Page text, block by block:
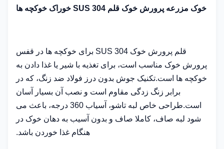
خوک مزرعه پرورش خوک قلم SUS 304 خوراک خوکچه ها
قلم پرورش خوک SUS 304 برای خوکچه ها در قفس
پرورش خوک مناسب است، برای تغذیه با شیر یا غذا دادن به
خوکچه ها است.تکنیک جوش بدون درز فولاد ضد زنگ، که در
برابر زنگ زدگی مقاوم است و نصب آن بسیار آسان
است.طراحی خاص لبه تاشو، آسیاب 360 درجه، باعث می
شود لبه صاف، کاملا صاف و بدون آسیب به دهان خوک در
هنگام غذا خوردن باشد.